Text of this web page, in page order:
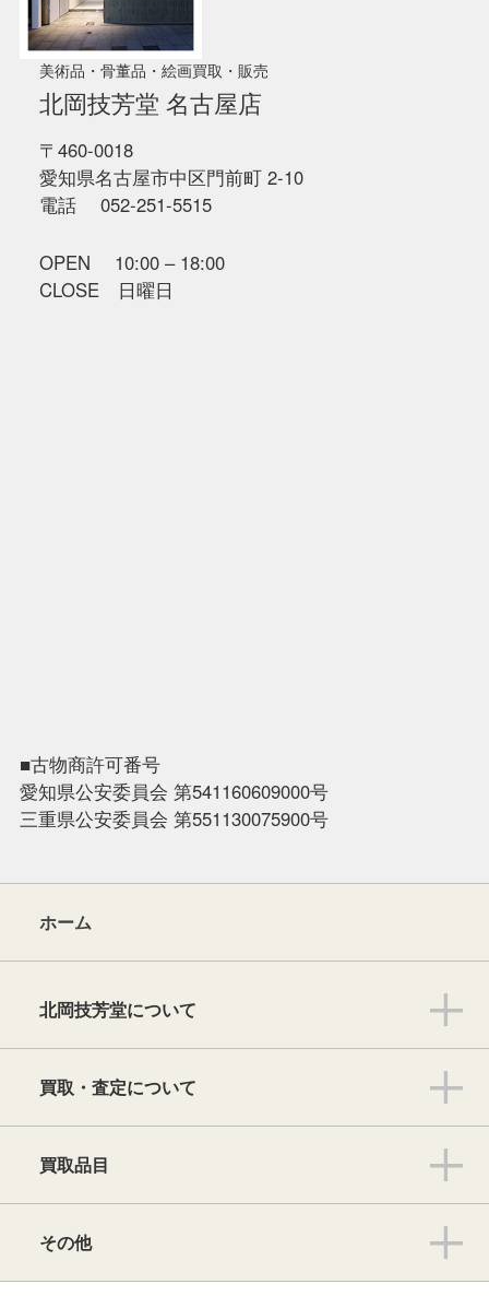
美術品・骨董品・絵画買取・販売
北岡技芳堂 名古屋店
〒460-0018
愛知県名古屋市中区門前町 2-10
電話 052-251-5515
OPEN 10:00 – 18:00
CLOSE 日曜日
■古物商許可番号
愛知県公安委員会 第541160609000号
三重県公安委員会 第551130075900号
ホーム
北岡技芳堂について
買取・査定について
買取品目
その他